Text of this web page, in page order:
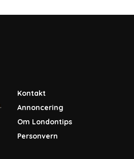
.
Kontakt
Annoncering
Om Londontips
Personvern